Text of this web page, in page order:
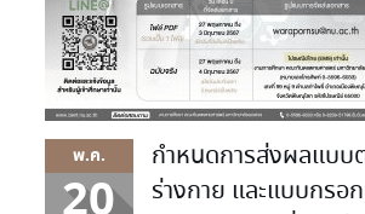
พ.ค.
กำหนดการส่งผลแบบ
ร่างกาย และแบบกรอ